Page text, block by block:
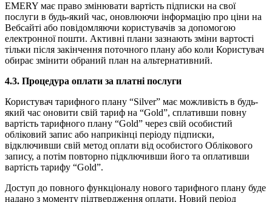
EMERY має право змінювати вартість підписки на свої
послуги в будь-який час, оновлюючи інформацію про ціни на
Вебсайті або повідомляючи користувачів за допомогою
електронної пошти. Активні плани зазнають зміни вартості
тільки після закінчення поточного плану або коли Користувач
обирає змінити обраний план на альтернативний.
4.3. Процедура оплати за платні послуги
Користувач тарифного плану “Silver” має можливість в будь-
який час оновити свій тариф на “Gold”, сплативши повну
вартість тарифного плану “Gold” через свій особистий
обліковий запис або наприкінці періоду підписки,
відключивши свій метод оплати від особистого Облікового
запису, а потім повторно підключивши його та оплативши
вартість тарифу “Gold”.
Доступ до повного функціоналу нового тарифного плану буде
надано з моменту підтвердження оплати. Новий період